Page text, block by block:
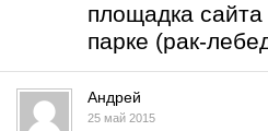
площадка
парке (рак-
Андрей
25 май 2015